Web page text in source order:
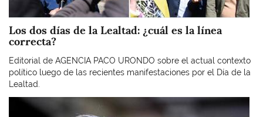
Los dos días de la Lealtad: ¿cuál es la línea
correcta?
Editorial de AGENCIA PACO URONDO sobre el actual contexto
político luego de las recientes manifestaciones por el Día de la
Lealtad.
Imagen